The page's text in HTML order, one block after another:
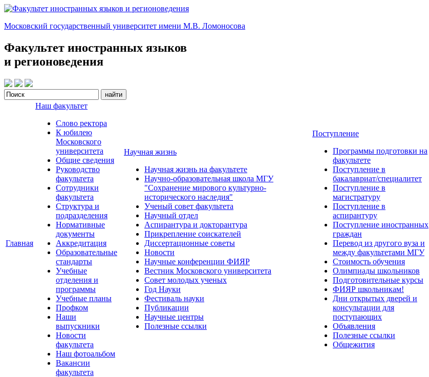
Московский государственный университет имени М.В. Ломоносова
Факультет иностранных языков
и регионоведения
Главная
Наш факультет
Слово ректора
К юбилею
Московского
университета
Общие сведения
Руководство
факультета
Сотрудники
факультета
Структура и
подразделения
Нормативные
документы
Аккредитация
Образовательные
стандарты
Учебные
отделения и
программы
Учебные планы
Профком
Наши
выпускники
Новости
факультета
Наш фотоальбом
Вакансии
факультета
Научная жизнь
Научная жизнь на факультете
Научно-образовательная школа МГУ
"Сохранение мирового культурно-
исторического наследия"
Ученый совет факультета
Научный отдел
Аспирантура и докторантура
Прикрепление соискателей
Диссертационные советы
Новости
Научные конференции ФИЯР
Вестник Московского университета
Совет молодых ученых
Год Науки
Фестиваль науки
Публикации
Научные центры
Полезные ссылки
Поступление
Программы подготовки на
факультете
Поступление в
бакалавриат/специалитет
Поступление в
магистратуру
Поступление в
аспирантуру
Поступление иностранных
граждан
Перевод из другого вуза и
между факультетами МГУ
Стоимость обучения
Олимпиады школьников
Подготовительные курсы
ФИЯР школьникам!
Дни открытых дверей и
консультации для
поступающих
Объявления
Полезные ссылки
Общежития